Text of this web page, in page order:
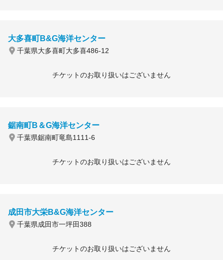
大多喜町B&G海洋センター
千葉県大多喜町大多喜486-12
チケットのお取り扱いはございません
鋸南町B＆G海洋センター
千葉県鋸南町竜島1111-6
チケットのお取り扱いはございません
成田市大栄B&G海洋センター
千葉県成田市一坪田388
チケットのお取り扱いはございません